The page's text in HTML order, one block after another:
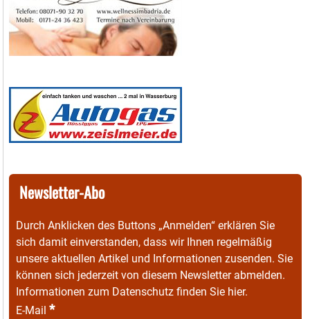
Newsletter-Abo
Durch Anklicken des Buttons „Anmelden“ erklären Sie
sich damit einverstanden, dass wir Ihnen regelmäßig
unsere aktuellen Artikel und Informationen zusenden. Sie
können sich jederzeit von diesem Newsletter abmelden.
Informationen zum Datenschutz finden Sie hier.
E-Mail *